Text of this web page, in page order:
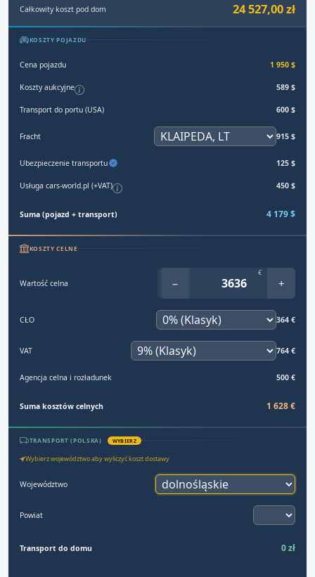
Całkowity koszt pod dom 24 527,00 zł
KOSZTY POJAZDU
Cena pojazdu 1 950 $
Koszty aukcyjne 589 $
Transport do portu (USA) 600 $
Fracht 915 $
Ubezpieczenie transportu 125 $
Usługa cars-world.pl (+VAT) 450 $
Suma (pojazd + transport) 4 179 $
KOSZTY CELNE
Wartość celna −
€
+
CŁO 364 €
VAT 764 €
Agencja celna i rozładunek 500 €
Suma kosztów celnych 1 628 €
TRANSPORT (POLSKA) WYBIERZ
Wybierz województwo aby wyliczyć koszt dostawy
Województwo
Powiat
Transport do domu 0 zł